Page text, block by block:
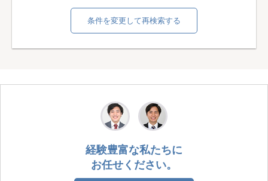
条件を変更して再検索する
経験豊富な私たちに
お任せください。